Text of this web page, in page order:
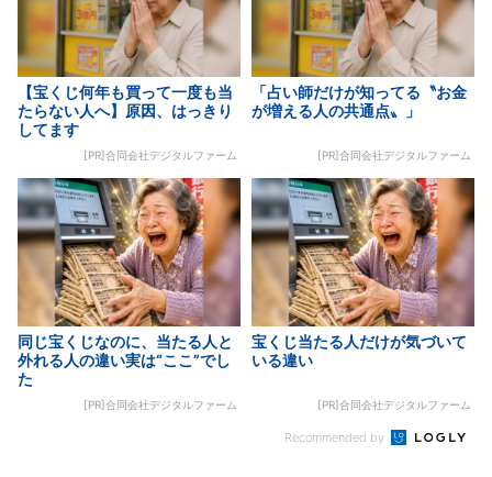
【宝くじ何年も買って一度も当
たらない人へ】原因、はっきり
してます
[PR]合同会社デジタルファーム
「占い師だけが知ってる〝お金
が増える人の共通点〟」
[PR]合同会社デジタルファーム
同じ宝くじなのに、当たる人と
外れる人の違い実は“ここ”でし
た
[PR]合同会社デジタルファーム
宝くじ当たる人だけが気づいて
いる違い
[PR]合同会社デジタルファーム
Recommended by